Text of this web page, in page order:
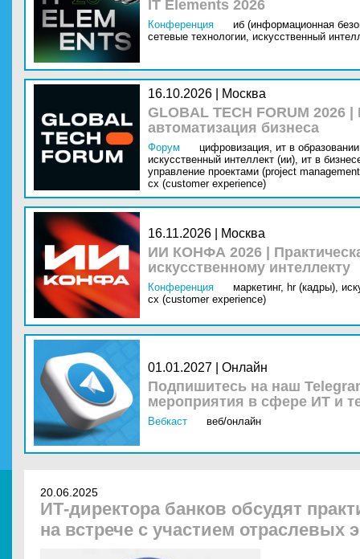
IT Elements 2026
Конференция
иб (информационная
сетевые технологии, искусственный
16.10.2026 | Москва
GLOBAL TECH FORUM
автоматизация бизнеса
Форум цифровизация, ит в
искусственный интеллект (ии), ит в
управление проектами (project
cx (customer experience)
16.11.2026 | Москва
ИИ КОНФА 2026 |
искусственному интеллекту
Конференция маркетинг, hr (кадры),
cx (customer experience)
01.01.2027 | Онлайн
Подпишитесь на наш
мероприятия в сфере ИТ и
Вебкаст веб/онлайн
20.06.2025
ИТ-директора банков обсудят
на встрече с участием отраслевых